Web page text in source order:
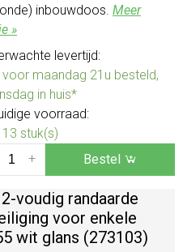
inbouwdoos. Meer
»
levertijd:
voor maandag 21u besteld,
in huis*
voorraad:
13 stuk(s)
+ Bestel
voudig randaarde
voor enkele
wit glans (273103)